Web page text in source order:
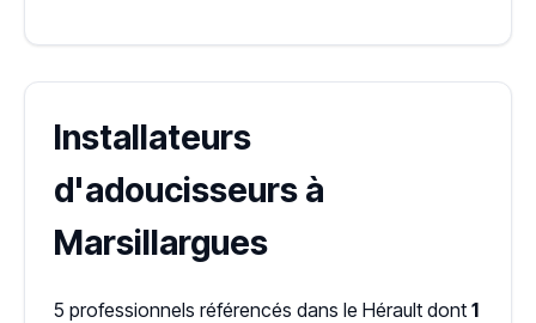
Installateurs
d'adoucisseurs à
Marsillargues
5 professionnels référencés dans le Hérault dont 1